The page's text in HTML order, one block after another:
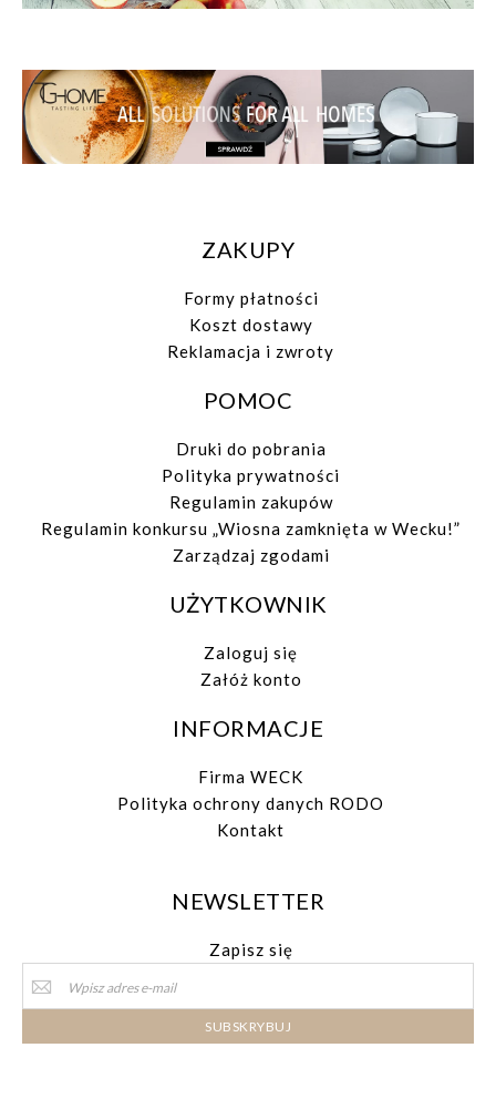
ZAKUPY
Formy płatności
Koszt dostawy
Reklamacja i zwroty
POMOC
Druki do pobrania
Polityka prywatności
Regulamin zakupów
Regulamin konkursu „Wiosna zamknięta w Wecku!”
Zarządzaj zgodami
UŻYTKOWNIK
Zaloguj się
Załóż konto
INFORMACJE
Firma WECK
Polityka ochrony danych RODO
Kontakt
NEWSLETTER
Zapisz się
Up
Our
SUBSKRYBUJ